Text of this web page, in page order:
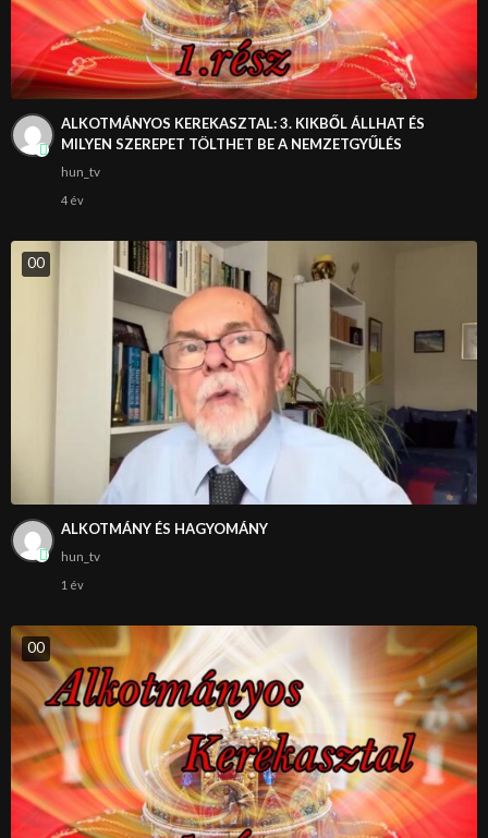
ALKOTMÁNYOS KEREKASZTAL: 3. KIKBŐL ÁLLHAT ÉS
MILYEN SZEREPET TÖLTHET BE A NEMZETGYŰLÉS
hun_tv
4 év
00
ALKOTMÁNY ÉS HAGYOMÁNY
hun_tv
1 év
00